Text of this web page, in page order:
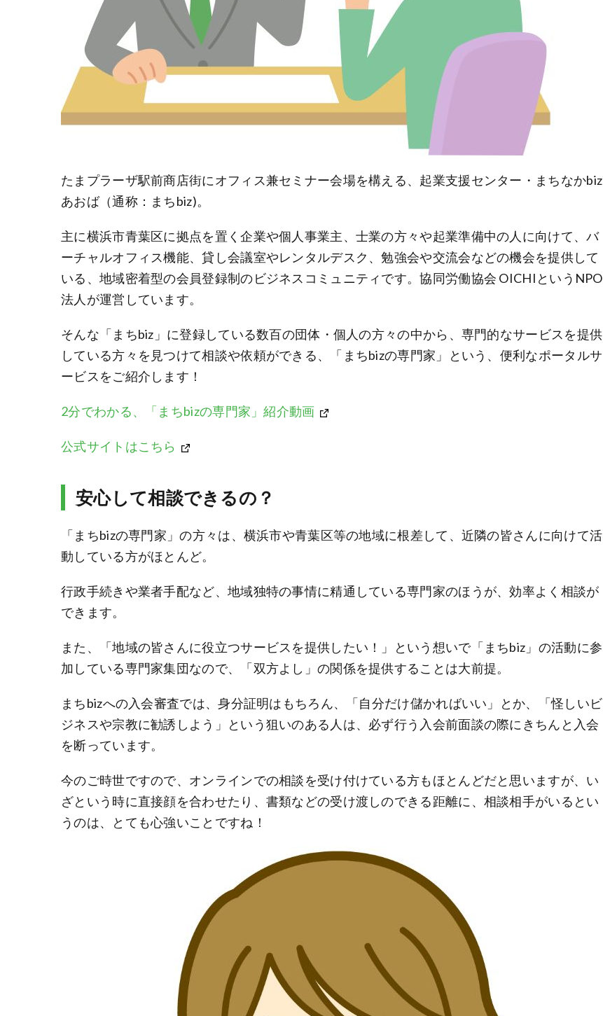
たまプラーザ駅前商店街にオフィス兼セミナー会場を構える、起業支援センター・まちなかbiz
あおば（通称：まちbiz)。
主に横浜市青葉区に拠点を置く企業や個人事業主、士業の方々や起業準備中の人に向けて、バ
ーチャルオフィス機能、貸し会議室やレンタルデスク、勉強会や交流会などの機会を提供して
いる、地域密着型の会員登録制のビジネスコミュニティです。協同労働協会 OICHIというNPO
法人が運営しています。
そんな「まちbiz」に登録している数百の団体・個人の方々の中から、専門的なサービスを提供
している方々を見つけて相談や依頼ができる、「まちbizの専門家」という、便利なポータルサ
ービスをご紹介します！
2分でわかる、「まちbizの専門家」紹介動画
公式サイトはこちら
安心して相談できるの？
「まちbizの専門家」の方々は、横浜市や青葉区等の地域に根差して、近隣の皆さんに向けて活
動している方がほとんど。
行政手続きや業者手配など、地域独特の事情に精通している専門家のほうが、効率よく相談が
できます。
また、「地域の皆さんに役立つサービスを提供したい！」という想いで「まちbiz」の活動に参
加している専門家集団なので、「双方よし」の関係を提供することは大前提。
まちbizへの入会審査では、身分証明はもちろん、「自分だけ儲かればいい」とか、「怪しいビ
ジネスや宗教に勧誘しよう」という狙いのある人は、必ず行う入会前面談の際にきちんと入会
を断っています。
今のご時世ですので、オンラインでの相談を受け付けている方もほとんどだと思いますが、い
ざという時に直接顔を合わせたり、書類などの受け渡しのできる距離に、相談相手がいるとい
うのは、とても心強いことですね！